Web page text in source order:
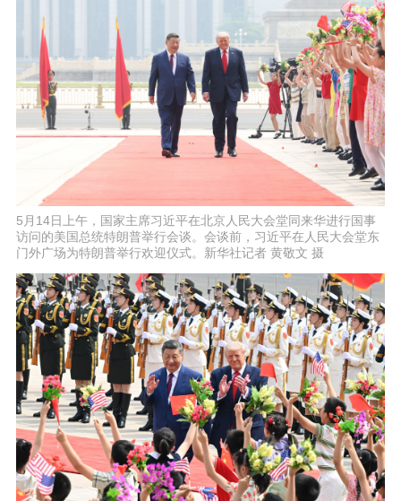
5月14日上午，国家主席习近平在北京人民大会堂同来华进行国事
访问的美国总统特朗普举行会谈。会谈前，习近平在人民大会堂东
门外广场为特朗普举行欢迎仪式。新华社记者 黄敬文 摄